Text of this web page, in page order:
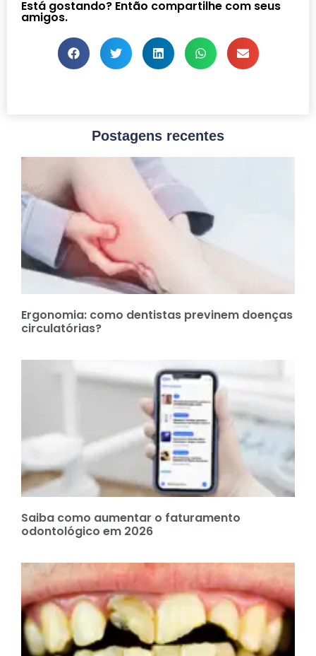
Está gostando? Então compartilhe com seus
amigos.
Postagens recentes
Ergonomia: como dentistas previnem doenças
circulatórias?
Saiba como aumentar o faturamento
odontológico em 2026